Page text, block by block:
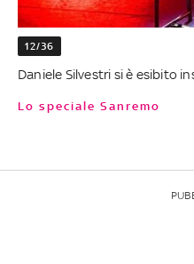
12/36
Daniele Silvestri si è esibito
Lo speciale Sanremo